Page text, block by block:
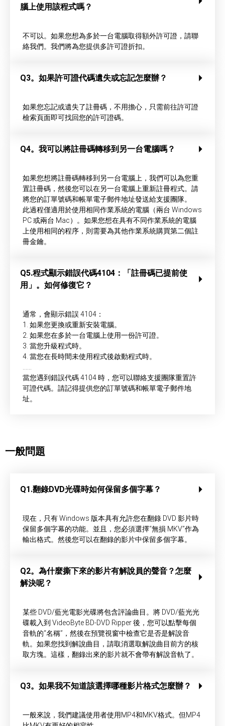
腦上使用該程式嗎？
不可以。如果您想為多於一台電腦取得額外許可證，請聯
絡我們。我們將為您提供多許可證折扣。
Q3。如果許可證代碼遺失或忘記怎麼辦？
如果您忘記或遺失了註冊碼，不用擔心，只需前往許可證
檢索頁面即可找回您的許可證碼。
Q4。我可以將註冊碼轉移到另一台電腦嗎？
如果您想將註冊碼轉移到另一台電腦上，我們可以為您重
置註冊碼，然後您可以在另一台電腦上重新註冊程式。請
將您的訂單號碼和帳單電子郵件地址發送給支援團隊。
此過程僅適用於使用相同作業系統的電腦（兩台 Windows
PC 或兩台 Mac）。如果您想在具有不同作業系統的電腦
上使用相同的程序，則需要為其他作業系統購買第二個註
冊金鑰。
Q5.程式顯示錯誤代碼4104：「註冊碼已提前使
用」。如何修復它？
通常，會顯示錯誤 4104：
1. 如果您更換或重新安裝電腦。
2. 如果您在多於一台電腦上使用一份許可證。
3. 當您升級程式時。
4. 當您在長時間未使用程式後啟動程式時。
當您遇到錯誤代碼 4104 時，您可以聯絡支援團隊重置許
可證代碼。請記得提供您的訂單號碼和帳單電子郵件地
址。
一般問題
Q1.翻錄DVD光碟時如何保留多個字幕？
現在，只有 Windows 版本具有允許您在翻錄 DVD 影片時
保留多個字幕的功能。並且，您必須選擇“無損 MKV”作為
輸出格式。然後您可以在翻錄的影片中保留多個字幕。
Q2。為什麼撕下來的影片有解說員的聲音？怎麼
解決呢？
某些 DVD/藍光電影光碟將包含評論曲目。將 DVD/藍光光
碟載入到 VideoByte BD-DVD Ripper 後，您可以點擊每個
音軌的“名稱”，然後在預覽視窗中檢查它是否是解說音
軌。如果您找到解說曲目，請取消選取解說曲目前方的核
取方塊。這樣，翻錄出來的影片就不會帶有解說音軌了。
Q3。如果我不知道該選擇哪種影片格式怎麼辦？
一般來說，我們建議使用者使用MP4和MKV格式。但MP4